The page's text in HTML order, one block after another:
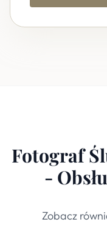
Fotograf
-
Zobacz